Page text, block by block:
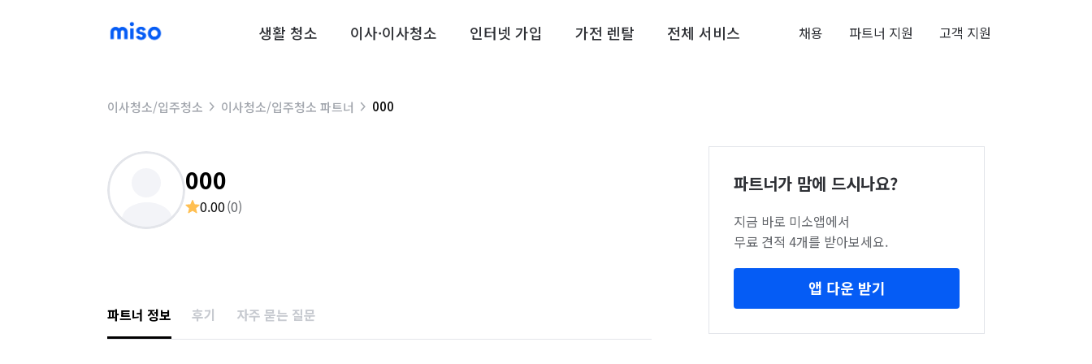
생활 청소 이사·이사청소 인터넷 가입 가전 렌탈 전체 서비스 채용 파트너 지원 고객 지원
이사청소/입주청소 이사청소/입주청소 파트너 000
000
0.00(0)
파트너 정보 후기 자주 묻는 질문
파트너가 맘에 드시나요?
지금 바로 미소앱에서
무료 견적 4개를 받아보세요.
앱 다운 받기